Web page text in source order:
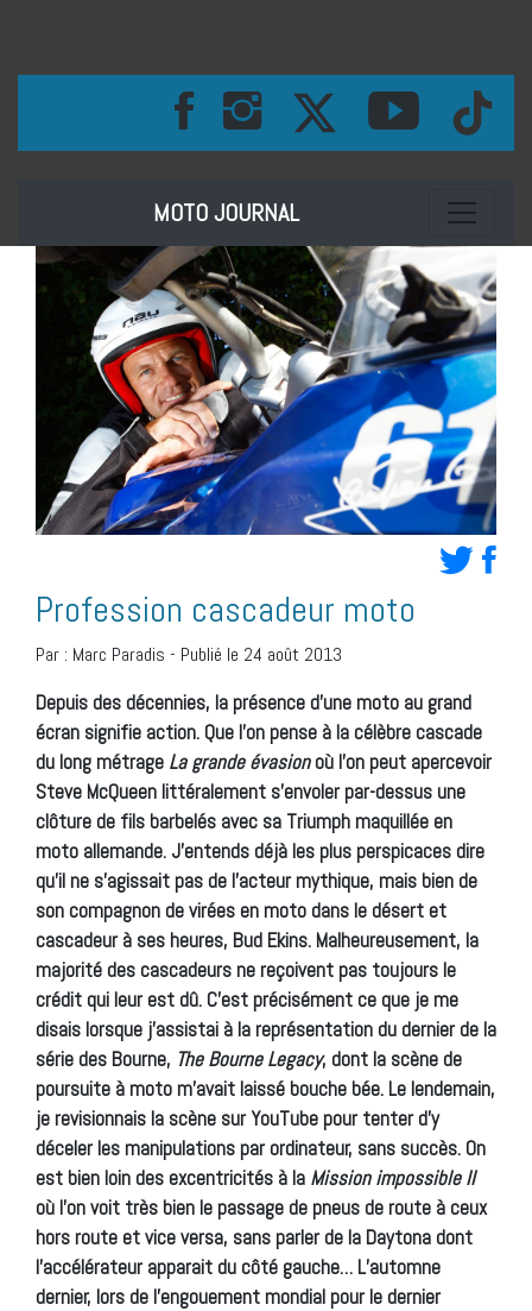
MOTO JOURNAL Toggle
Profession cascadeur moto
Par : Marc Paradis - Publié le 24 août 2013
Depuis des décennies, la présence d’une moto au grand
écran signifie action. Que l’on pense à la célèbre cascade
du long métrage La grande évasionoù l’on peut apercevoir
Steve McQueen littéralement s’envoler par-dessus une
clôture de fils barbelés avec sa Triumph maquillée en
moto allemande. J’entends déjà les plus perspicaces dire
qu’il ne s’agissait pas de l’acteur mythique, mais bien de
son compagnon de virées en moto dans le désert et
cascadeur à ses heures, Bud Ekins. Malheureusement, la
majorité des cascadeurs ne reçoivent pas toujours le
crédit qui leur est dû. C’est précisément ce que je me
disais lorsque j’assistai à la représentation du dernier de la
série des Bourne, The Bourne Legacy, dont la scène de
poursuite à moto m’avait laissé bouche bée. Le lendemain,
je revisionnais la scène sur YouTube pour tenter d’y
déceler les manipulations par ordinateur, sans succès. On
est bien loin des excentricités à la Mission impossible II
où l’on voit très bien le passage de pneus de route à ceux
hors route et vice versa, sans parler de la Daytona dont
l’accélérateur apparait du côté gauche… L’automne
dernier, lors de l’engouement mondial pour le dernier